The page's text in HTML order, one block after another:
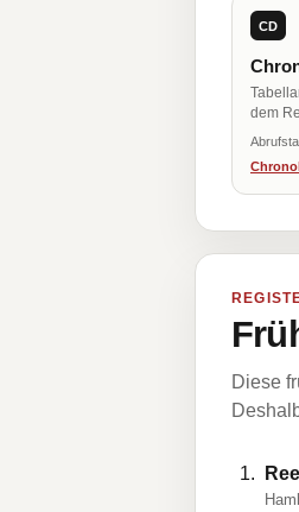
CD
dem
Diese